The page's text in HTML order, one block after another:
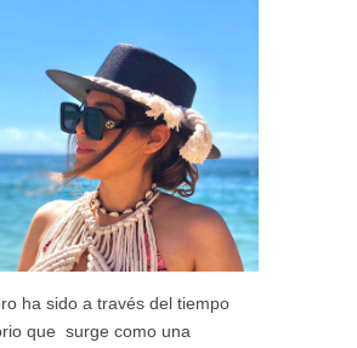
ha sido a través del tiempo
que surge como una